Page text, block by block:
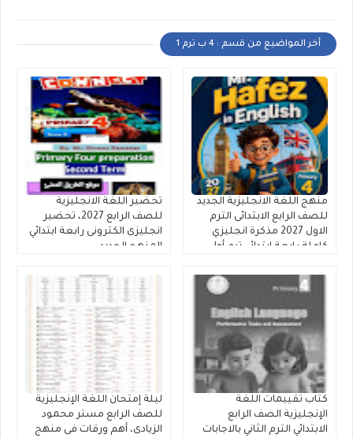
أخر المواضيع من قسم : 4 ب ترم 1
منهج اللغة الانجليزية الجديد
للصف الرابع الابتدائى الترم
الاول 2027 مذكرة انجليزي
كاملة رابعة ابتدائي ترم أول
تحضير اللغة الانجليزية
للصف الرابع 2027، تحضير
انجليزى الكترونى رابعة ابتدائي
المنهج الجديد
كتاب تقييمات اللغة
الإنجليزية الصف الرابع
الابتدائي الترم الثاني بالاجابات
ليلة إمتحان اللغة الإنجليزية
للصف الرابع مستر محمود
الزيادى، أهم ورقات فى منهج